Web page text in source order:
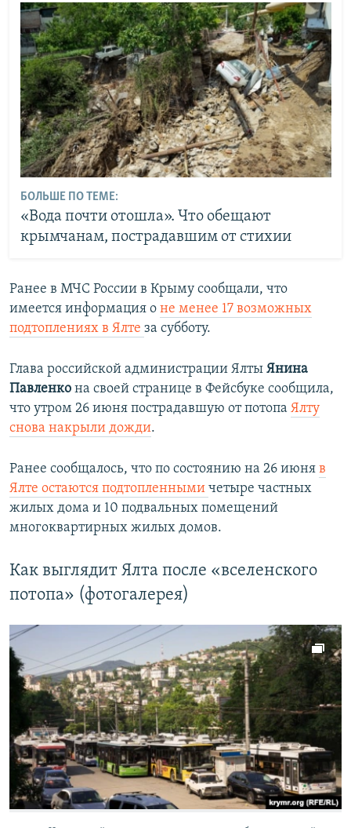
БОЛЬШЕ ПО ТЕМЕ:
«Вода почти отошла». Что обещают
крымчанам, пострадавшим от стихии
Ранее в МЧС России в Крыму сообщали, что
имеется информация о не менее 17 возможных
подтоплениях в Ялте за субботу.
Глава российской администрации Ялты Янина
Павленко на своей странице в Фейсбуке сообщила,
что утром 26 июня пострадавшую от потопа Ялту
снова накрыли дожди.
Ранее сообщалось, что по состоянию на 26 июня в
Ялте остаются подтопленными четыре частных
жилых дома и 10 подвальных помещений
многоквартирных жилых домов.
Как выглядит Ялта после «вселенского
потопа» (фотогалерея)